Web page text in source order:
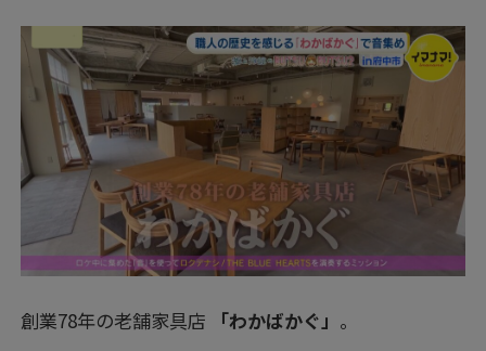
創業78年の老舗家具店 「わかばかぐ」 。